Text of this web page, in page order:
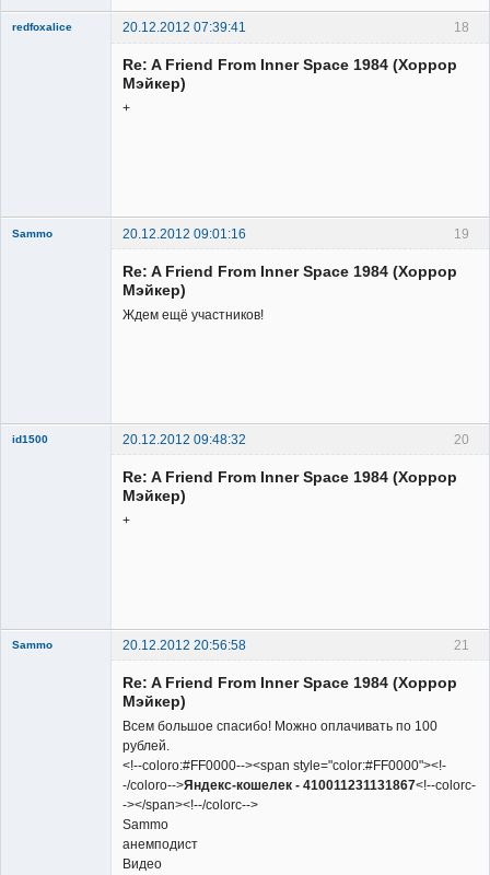
18
redfoxalice 20.12.2012 07:39:41
Re: A Friend From Inner Space 1984 (Хоррор
Мэйкер)
+
19
Sammo
20.12.2012 09:01:16
Re: A Friend From Inner Space 1984 (Хоррор
Мэйкер)
Ждем ещё участников!
20
id1500
20.12.2012 09:48:32
Re: A Friend From Inner Space 1984 (Хоррор
Мэйкер)
+
21
Sammo
20.12.2012 20:56:58
Re: A Friend From Inner Space 1984 (Хоррор
Мэйкер)
Всем большое спасибо! Можно оплачивать по 100
рублей.
<!--coloro:#FF0000--><span style="color:#FF0000"><!-
-/coloro-->Яндекс-кошелек - 410011231131867<!--colorc-
-></span><!--/colorc-->
Sammo
анемподист
Видео